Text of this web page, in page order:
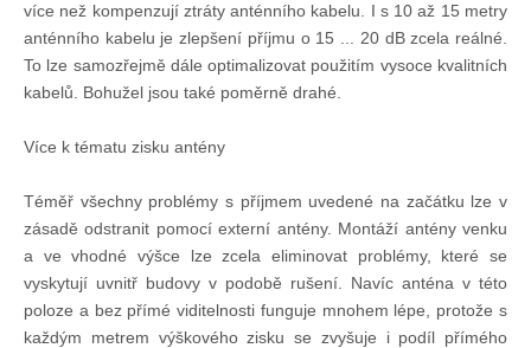
více než kompenzují ztráty anténního kabelu. I s 10 až 15 metry
anténního kabelu je zlepšení příjmu o 15 ... 20 dB zcela reálné.
To lze samozřejmě dále optimalizovat použitím vysoce kvalitních
kabelů. Bohužel jsou také poměrně drahé.
Více k tématu zisku antény
Téměř všechny problémy s příjmem uvedené na začátku lze v
zásadě odstranit pomocí externí antény. Montáží antény venku
a ve vhodné výšce lze zcela eliminovat problémy, které se
vyskytují uvnitř budovy v podobě rušení. Navíc anténa v této
poloze a bez přímé viditelnosti funguje mnohem lépe, protože s
každým metrem výškového zisku se zvyšuje i podíl přímého